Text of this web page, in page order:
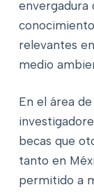
envergadura
relevantes
medio
En el área
becas que
tanto en
permitido a